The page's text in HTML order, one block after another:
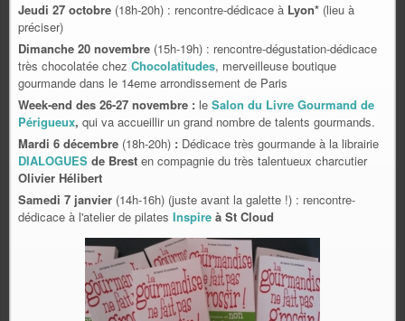
Jeudi 27 octobre (18h-20h) : rencontre-dédicace à Lyon* (lieu à
préciser)
Dimanche 20 novembre (15h-19h) : rencontre-dégustation-dédicace
très chocolatée chez Chocolatitudes, merveilleuse boutique
gourmande dans le 14eme arrondissement de Paris
Week-end des 26-27 novembre : le Salon du Livre Gourmand de
Périgueux, qui va accueillir un grand nombre de talents gourmands.
Mardi 6 décembre (18h-20h) : Dédicace très gourmande à la librairie
DIALOGUES de Brest en compagnie du très talentueux charcutier
Olivier Hélibert
Samedi 7 janvier (14h-16h) (juste avant la galette !) : rencontre-
dédicace à l'atelier de pilates Inspire à St Cloud